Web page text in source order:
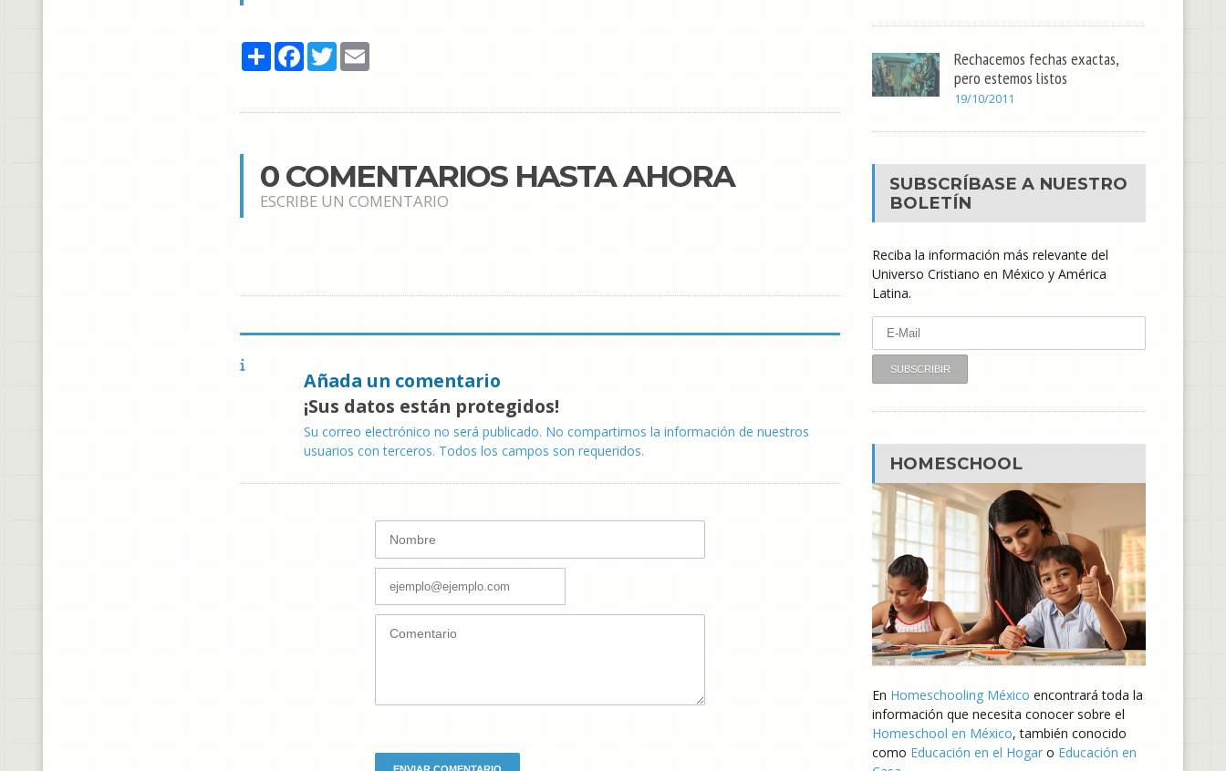
ShareFacebook
TwitterEmail
0 COMENTARIOS HASTA AHORA
ESCRIBE UN COMENTARIO
Añada un comentario
¡Sus datos están protegidos!
Su correo electrónico no será publicado. No compartimos la información de nuestros
usuarios con terceros. Todos los campos son requeridos.
Rechacemos fechas exactas,
pero estemos listos
19/10/2011
SUBSCRÍBASE A NUESTRO
BOLETÍN
Reciba la información más relevante del
Universo Cristiano en México y América
Latina.
HOMESCHOOL
En Homeschooling México encontrará toda la
información que necesita conocer sobre el
Homeschool en México, también conocido
como Educación en el Hogar o Educación en